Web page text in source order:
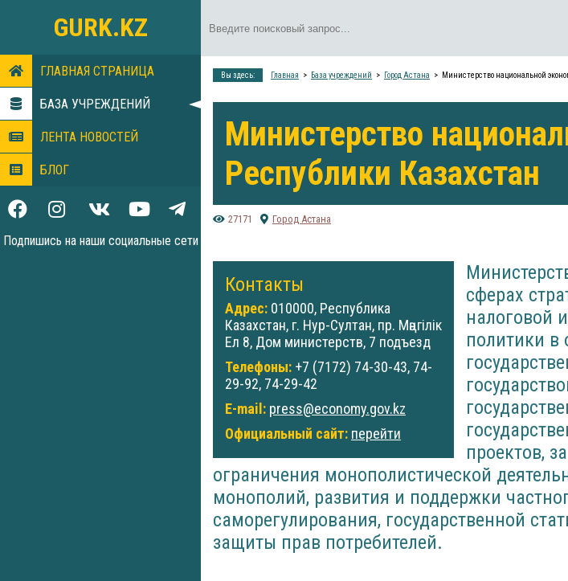
GURK.KZ
ГЛАВНАЯ СТРАНИЦА
БАЗА УЧРЕЖДЕНИЙ
ЛЕНТА НОВОСТЕЙ
БЛОГ
Подпишись на наши социальные сети
Вы здесь: Главная База учреждений Город Астана Министерство национальной
Министерство
Республики Казахстан
27171 Город Астана
Контакты
Адрес: 010000, Республика
Казахстан, г. Нур-Султан, пр. Мәңгілік
Ел 8, Дом министерств, 7 подъезд
Телефоны: +7 (7172) 74-30-43, 74-
29-92, 74-29-42
E-mail: press@economy.gov.kz
Официальный сайт: перейти
сферах
налоговой
политики в
проектов,
ограничения монополистической
монополий, развития и поддержки
саморегулирования, государственной
защиты прав потребителей.